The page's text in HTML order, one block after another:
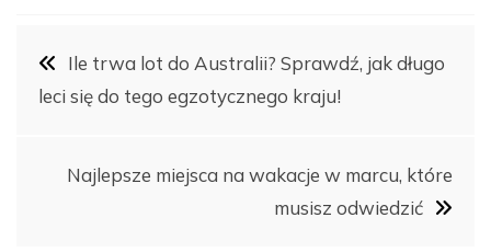
b
o
o
st
r
t
dI
n n
k
Nawigacja
Ile trwa lot do Australii? Sprawdź, jak długo
leci się do tego egzotycznego kraju!
Najlepsze miejsca na wakacje w marcu, które
musisz odwiedzić